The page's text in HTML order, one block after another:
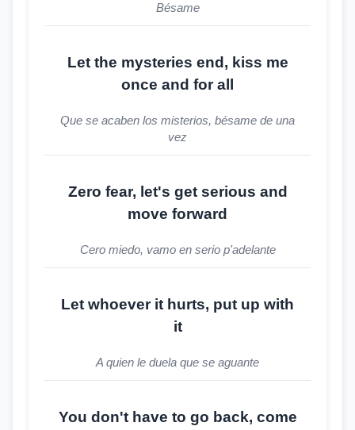
Bésame
Let the mysteries end, kiss me
once and for all
Que se acaben los misterios, bésame de una
vez
Zero fear, let's get serious and
move forward
Cero miedo, vamo en serio p'adelante
Let whoever it hurts, put up with
it
A quien le duela que se aguante
You don't have to go back, come